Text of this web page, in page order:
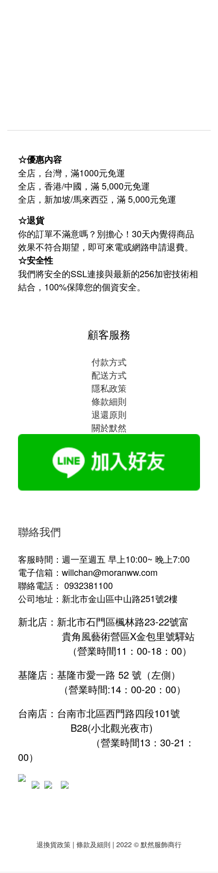
☆優惠內容
全店，台灣，滿1000元免運
全店，香港/中國，滿 5,000元免運
全店，新加坡/馬來西亞，滿 5,000元免運
☆退貨
你的訂單不滿意嗎？別擔心！30天內覺得商品
效果不符合期望，即可來電或網路申請退費。
☆安全性
我們將安全的SSL連接與最新的256加密技術相
結合，100%保障您的個資安全。
顧客服務
付款方式
配送方式
隱私政策
條款細則
退還原則
關於默然
聯絡我們
客服時間：週一至週五 早上10:00~ 晚上7:00
電子信箱：willchan@moranww.com
聯絡電話： 0932381100
公司地址：新北市金山區中山路251號2樓
新北店：新北市石門區楓林路23-22號富
貴角風藝術營區X金包里號驛站
（營業時間11：00-18：00）
基隆店：基隆市愛一路 52 號（左側）
（營業時間:14：00-20：00）
台南店：台南市北區西門路四段101號
B28(小北觀光夜市)
（營業時間13：30-21：
00）
退換貨政策 | 條款及細則 | 2022 © 默然服飾商行